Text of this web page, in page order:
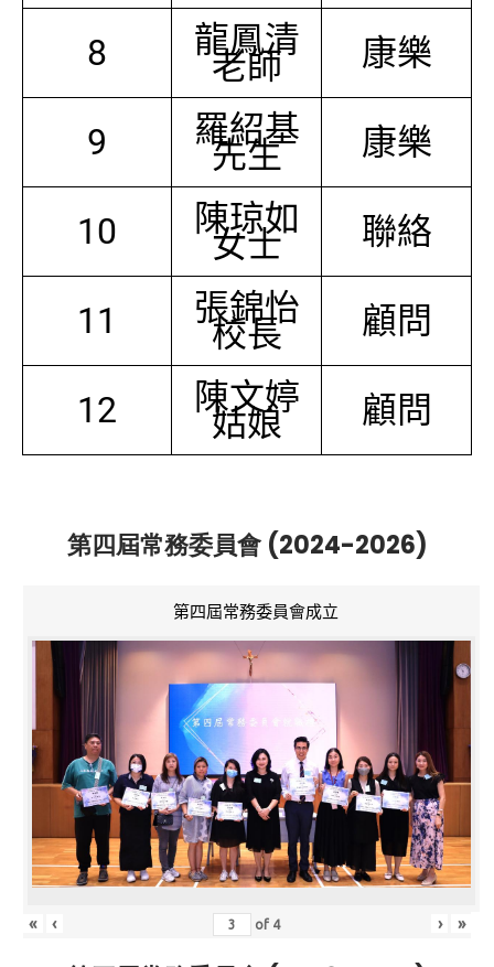
8 龍鳳清
老師 康樂
9 羅紹基
先生 康樂
10 陳琼如
女士 聯絡
11 張錦怡
校長 顧問
12 陳文婷
姑娘 顧問
第四屆常務委員會 (2024-2026)
第四屆常務委員會成立
« ‹ of 4 › »